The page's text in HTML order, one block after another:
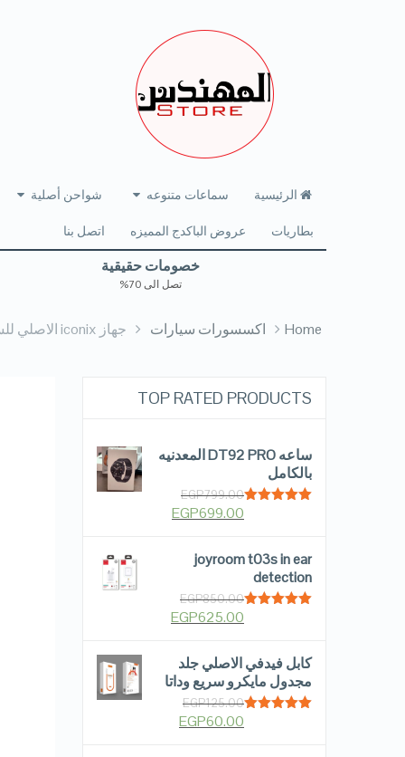
الرئيسية سماعات متنوعه شواحن أصلية
بطاريات عروض الباكدج المميزه اتصل بنا
خصومات حقيقية
تصل الى 70%
Home اكسسورات سيارات جهاز iconix الاصلي للسياره بلوتوث كامل الامكانيات
TOP RATED PRODUCTS
ساعه DT92 PRO المعدنيه
بالكامل
EGP799.00
EGP699.00
joyroom t03s in ear
detection
EGP850.00
EGP625.00
كابل فيدفي الاصلي جلد
مجدول مايكرو سريع وداتا
EGP125.00
EGP60.00